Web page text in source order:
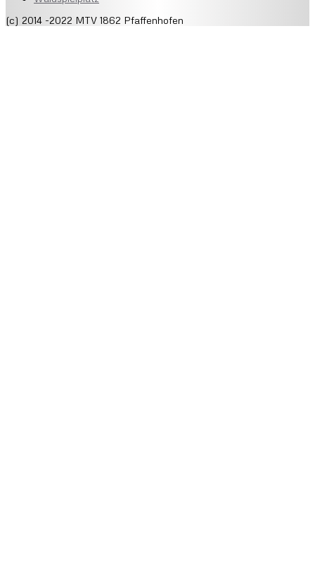
(c) 2014 -2022 MTV 1862 Pfaffenhofen